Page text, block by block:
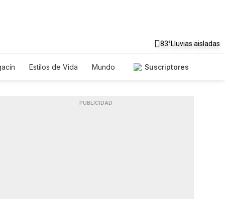
83°Lluvias aisladas
Estilos de Vida
Mundo
Suscriptores
PUBLICIDAD